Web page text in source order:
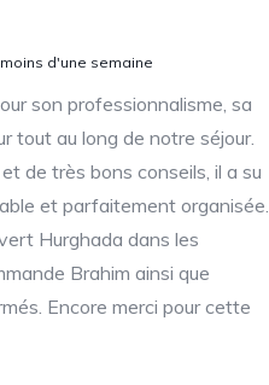
d'une semaine
son professionnalisme, sa
tout au long de notre séjour.
de très bons conseils, il a su
et parfaitement organisée.
Hurghada dans les
Brahim ainsi que
Encore merci pour cette